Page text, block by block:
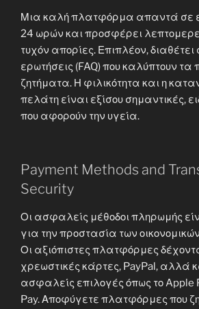
Μια καλή πλατφόρμα απαντά σε
24 ωρών και προσφέρει
τυχόν απορίες. Επιπλέον, διαθέτει
ερωτήσεις (FAQ) που καλύπτουν τα
ζητήματα. Η φιλικότητα και η
πελάτη είναι εξίσου σημαντικές,
που αφορούν την υγεία.
Payment Methods and
Security
Οι ασφαλείς μέθοδοι πληρωμής
για την προστασία των
Οι αξιόπιστες πλατφόρμες
χρεωστικές κάρτες, PayPal, αλλά
ασφαλείς επιλογές όπως το Apple
Pay. Αποφύγετε πλατφόρμες που